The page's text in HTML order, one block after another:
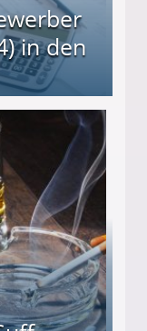
in den